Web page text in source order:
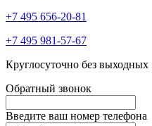
+7 495 656-20-81
+7 495 981-57-67
Круглосуточно без выходных
Обратный звонок
Введите ваш номер телефона